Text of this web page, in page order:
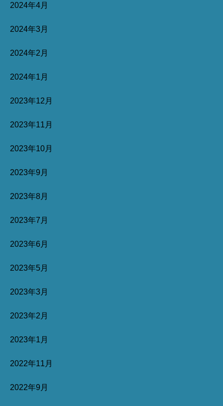
2024年4月
2024年3月
2024年2月
2024年1月
2023年12月
2023年11月
2023年10月
2023年9月
2023年8月
2023年7月
2023年6月
2023年5月
2023年3月
2023年2月
2023年1月
2022年11月
2022年9月